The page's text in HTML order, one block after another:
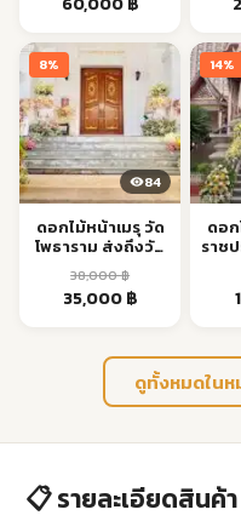
was:
62,500 ฿.
is:
60,000 ฿.
8%
84
ดอกไม้หน้าเมรุ วัด
โพธาราม ส่งถึงวัด
กรุงเทพฯ | Aorest
38,000฿
Original
38,000 ฿.
35,000฿Current
35,000 ฿.
14%
ดอก
ราช
กรุ
ดูทั้งหมดในห
📋 รายละเอียดสินค้า